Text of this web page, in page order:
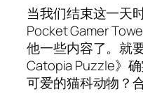
当我们结束这一天
Pocket Gamer
他一些内容了。就
Catopia Puzzle》
可爱的猫科动物？